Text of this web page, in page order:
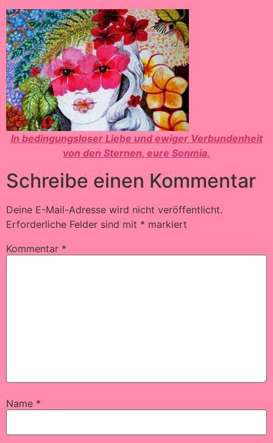
In bedingungsloser Liebe und ewiger Verbundenheit
von den Sternen, eure Sonmia.
Schreibe einen Kommentar
Deine E-Mail-Adresse wird nicht veröffentlicht.
Erforderliche Felder sind mit * markiert
Kommentar *
Name *